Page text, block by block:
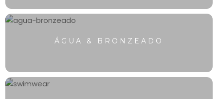
ÁGUA & BRONZEADO